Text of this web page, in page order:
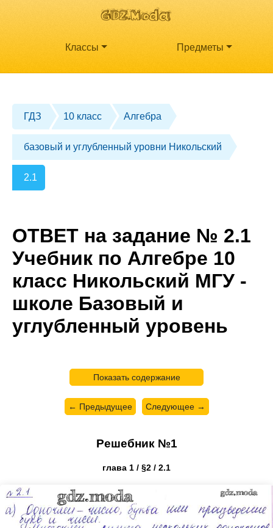
Классы Предметы
ГДЗ 10 класс Алгебра
базовый и углубленный уровни Никольский
2.1
ОТВЕТ на задание № 2.1
Учебник по Алгебре 10
класс Никольский МГУ -
школе Базовый и
углубленный уровень
Показать содержание
← Предыдущее Следующее →
Решебник №1
глава 1 / §2 / 2.1